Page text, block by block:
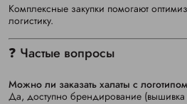
Комплексные закупки помогают
логистику.
❓ Частые вопросы
Можно ли заказать халаты с
Да, доступно брендирование (вышивка